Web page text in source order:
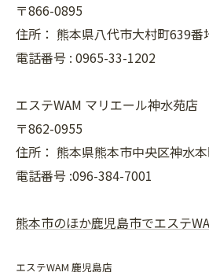
〒866-0895
住所： 熊本県八代市大村町639番
電話番号 : 0965-33-1202
エステWAM マリエール神水苑店
〒862-0955
住所： 熊本県熊本市中央区神水
電話番号 :096-384-7001
熊本市のほか鹿児島市でエステ
エステWAM 鹿児島店